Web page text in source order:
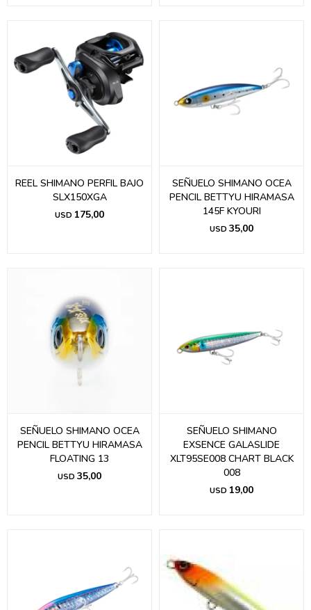
REEL SHIMANO PERFIL BAJO
SLX150XGA
USD 175,00
SEÑUELO SHIMANO OCEA
PENCIL BETTYU HIRAMASA
145F KYOURI
USD 35,00
SEÑUELO SHIMANO OCEA
PENCIL BETTYU HIRAMASA
FLOATING 13
USD 35,00
SEÑUELO SHIMANO
EXSENCE GALASLIDE
XLT95SE008 CHART BLACK
008
USD 19,00